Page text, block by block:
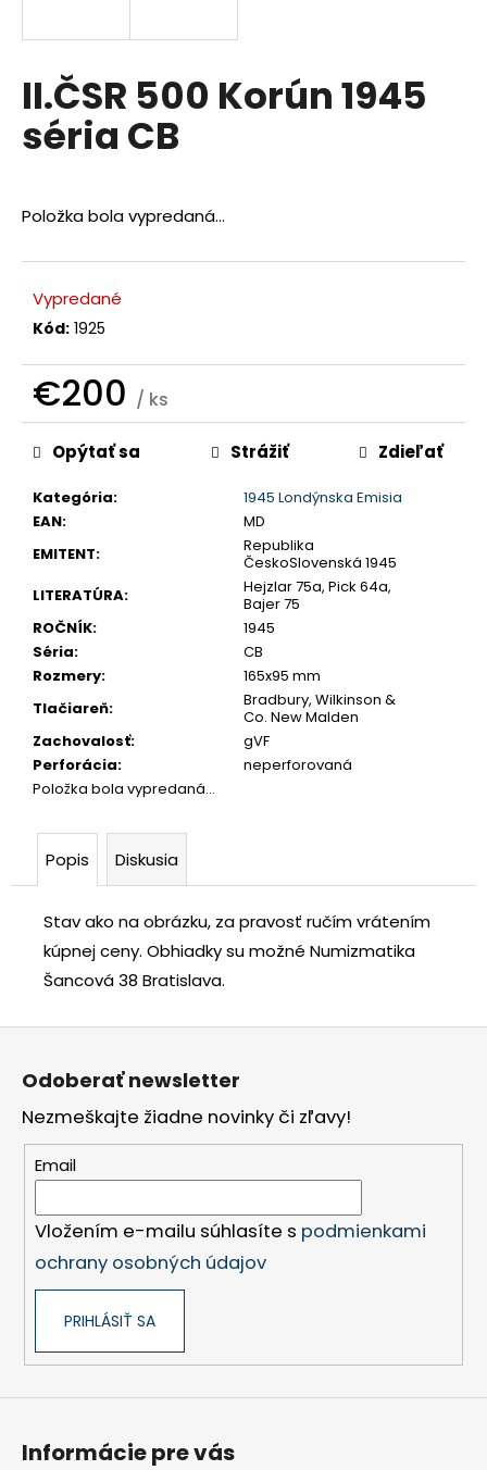
II.ČSR 500 Korún 1945
séria CB
Položka bola vypredaná…
Vypredané
Kód: 1925
€200 / ks
Jednotková
cena:
Kategória:
1945 Londýnska Emisia
EAN:
MD
EMITENT:
Republika
ČeskoSlovenská 1945
LITERATÚRA:
Hejzlar 75a, Pick 64a,
Bajer 75
ROČNÍK:
1945
Séria:
CB
Rozmery:
165x95 mm
Tlačiareň:
Bradbury, Wilkinson &
Co. New Malden
Zachovalosť:
gVF
Perforácia:
neperforovaná
Položka bola vypredaná…
Opýtať sa Strážiť Zdieľať
Popis Diskusia
Stav ako na obrázku, za pravosť ručím vrátením
kúpnej ceny. Obhiadky su možné Numizmatika
Šancová 38 Bratislava.
s
ť
?
HĽADAŤ
O
d
p
o
č
a
m
JOZEF
GRAJCIAR
1769
EVM-
KREMNICA
Z
Odoberať newsletter
Nezmeškajte žiadne novinky či zľavy!
Email
Vložením e-mailu súhlasíte s podmienkami
ochrany osobných údajov
PRIHLÁSIŤ SA
Informácie pre vás